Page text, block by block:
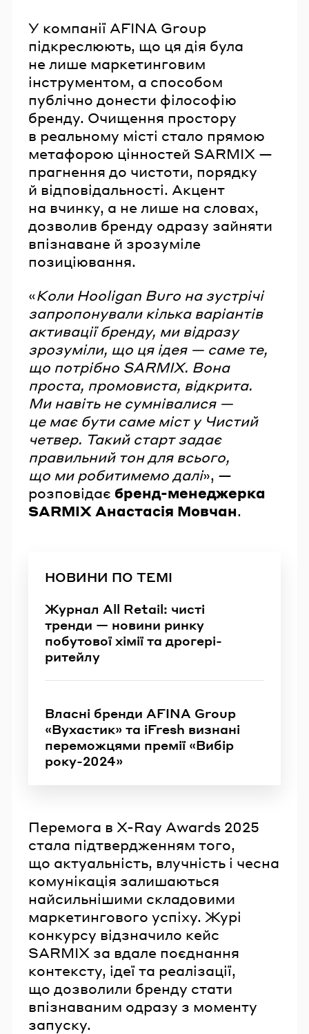
У компанії AFINA Group
підкреслюють, що ця дія була
не лише маркетинговим
інструментом, а способом
публічно донести філософію
бренду. Очищення простору
в реальному місті стало прямою
метафорою цінностей SARMIX —
прагнення до чистоти, порядку
й відповідальності. Акцент
на вчинку, а не лише на словах,
дозволив бренду одразу зайняти
впізнаване й зрозуміле
позиціювання.
«Коли Hooligan Buro на зустрічі
запропонували кілька варіантів
активації бренду, ми відразу
зрозуміли, що ця ідея — саме те,
що потрібно SARMIX. Вона
проста, промовиста, відкрита.
Ми навіть не сумнівалися —
це має бути саме міст у Чистий
четвер. Такий старт задає
правильний тон для всього,
що ми робитимемо далі», —
розповідає бренд-менеджерка
SARMIX Анастасія Мовчан.
НОВИНИ ПО ТЕМІ
Журнал All Retail: чисті
тренди — новини ринку
побутової хімії та дрогері-
ритейлу
Власні бренди AFINA Group
«Вухастик» та iFresh визнані
переможцями премії «Вибір
року-2024»
Перемога в X-Ray Awards 2025
стала підтвердженням того,
що актуальність, влучність і чесна
комунікація залишаються
найсильнішими складовими
маркетингового успіху. Журі
конкурсу відзначило кейс
SARMIX за вдале поєднання
контексту, ідеї та реалізації,
що дозволили бренду стати
впізнаваним одразу з моменту
запуску.